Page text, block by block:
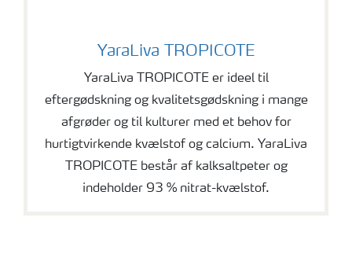
YaraLiva TROPICOTE
YaraLiva TROPICOTE
YaraLiva TROPICOTE er ideel til
eftergødskning og kvalitetsgødskning i mange
afgrøder og til kulturer med et behov for
hurtigtvirkende kvælstof og calcium. YaraLiva
TROPICOTE består af kalksaltpeter og
indeholder 93 % nitrat-kvælstof.